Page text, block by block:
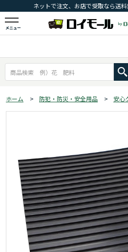
ネットで注文、お店で受取なら送
メニュー
ホーム > 防犯・防災・安全用品 > 安心